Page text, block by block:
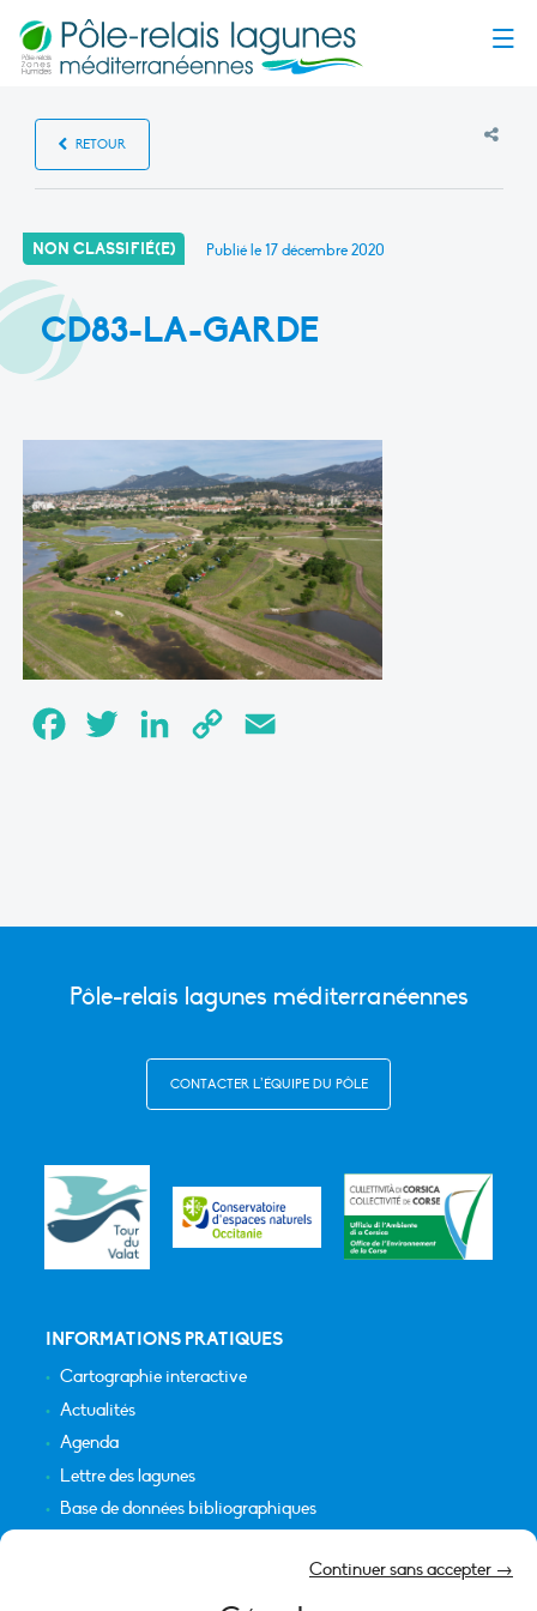
Continuer sans accepter →
RETOUR
NON CLASSIFIÉ(E) Publié le17 décembre 2020
CD83-LA-GARDE
FacebookTwitter LinkedInCopy
Pôle-relais lagunes méditerranéennes
CONTACTER L’ÉQUIPE DU PÔLE
INFORMATIONS PRATIQUES
Cartographie interactive
Actualités
Agenda
Lettre des lagunes
Base de données bibliographiques